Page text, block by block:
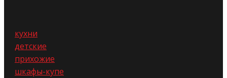
кухни
детские
прихожие
шкафы-купе